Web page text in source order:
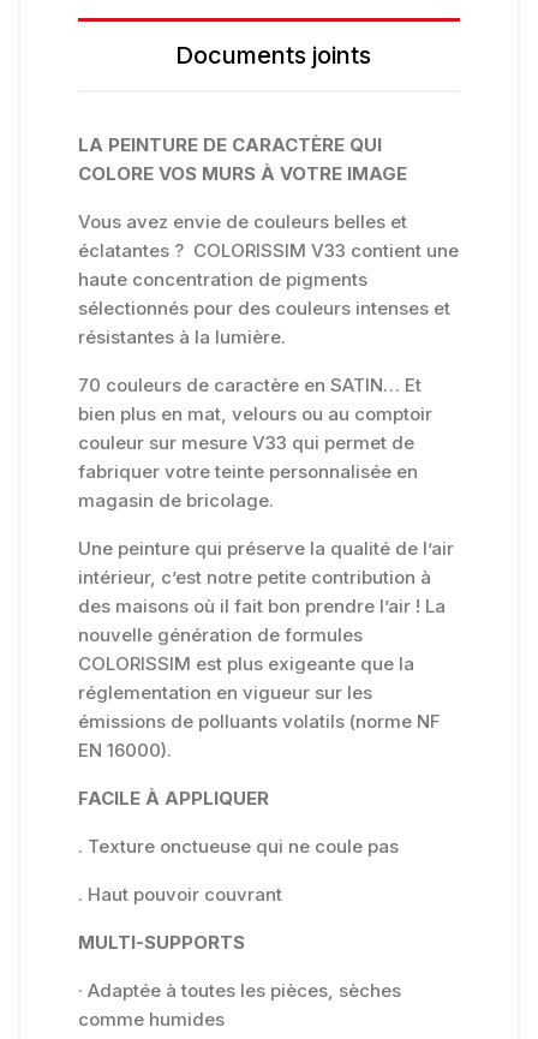
Documents joints
LA PEINTURE DE CARACTÈRE QUI
COLORE VOS MURS À VOTRE IMAGE
Vous avez envie de couleurs belles et
éclatantes ? COLORISSIM V33 contient une
haute concentration de pigments
sélectionnés pour des couleurs intenses et
résistantes à la lumière.
70 couleurs de caractère en SATIN… Et
bien plus en mat, velours ou au comptoir
couleur sur mesure V33 qui permet de
fabriquer votre teinte personnalisée en
magasin de bricolage.
Une peinture qui préserve la qualité de l’air
intérieur, c’est notre petite contribution à
des maisons où il fait bon prendre l’air ! La
nouvelle génération de formules
COLORISSIM est plus exigeante que la
réglementation en vigueur sur les
émissions de polluants volatils (norme NF
EN 16000).
FACILE À APPLIQUER
. Texture onctueuse qui ne coule pas
. Haut pouvoir couvrant
MULTI-SUPPORTS
· Adaptée à toutes les pièces, sèches
comme humides